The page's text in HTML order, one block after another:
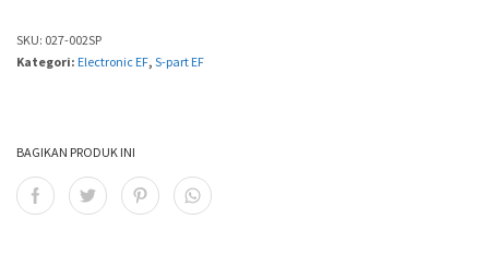
SKU: 027-002SP
Kategori: Electronic EF, S-part EF
BAGIKAN PRODUK INI